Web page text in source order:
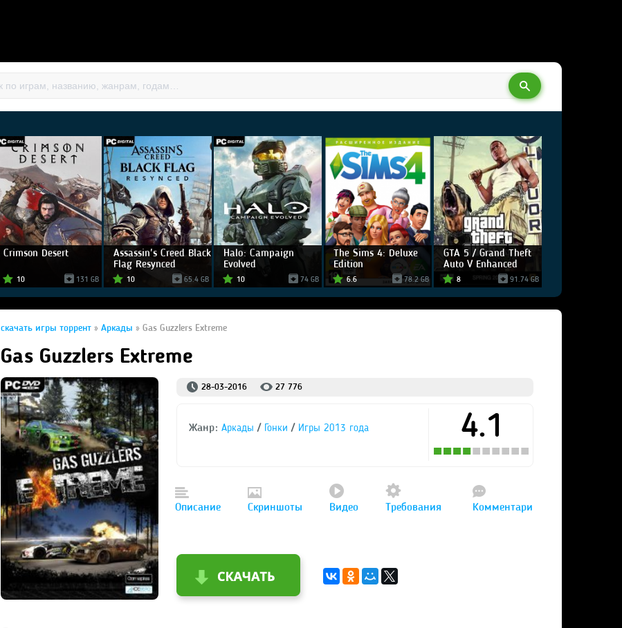
Crimson Desert
10 131 GB
Assassin's Creed Black
Flag Resynced
10 65.4 GB
Halo: Campaign
Evolved
10 74 GB
The Sims 4: Deluxe
Edition
6.6 78.2 GB
GTA 5 / Grand Theft
Auto V Enhanced
8 91.74 GB
скачать игры торрент » Аркады » Gas Guzzlers Extreme
Gas Guzzlers Extreme
28-03-2016 27 776
Жанр: Аркады / Гонки / Игры 2013 года 4.1
Описание Скриншоты Видео Требования Комментари